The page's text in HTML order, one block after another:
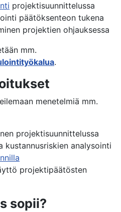
projektisuunnittelussa
päätöksenteon tukena
projektien ohjauksessa
mm.
.
menetelmiä mm.
projektisuunnittelussa
kustannusriskien analysointi
projektipäätösten
sopii?